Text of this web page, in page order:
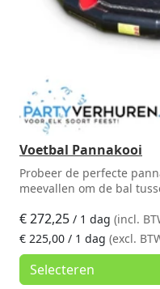
Voetbal Pannakooi
Probeer de perfecte
meevallen om de bal
bezit te houden. Lukt
in de doelen schieten om
één tegen één of in
is zo ingericht dat
kunnen rondspelen,
€272,25 / 1 dag (incl.
€ 225,00 / 1 dag (excl.
Selecteren